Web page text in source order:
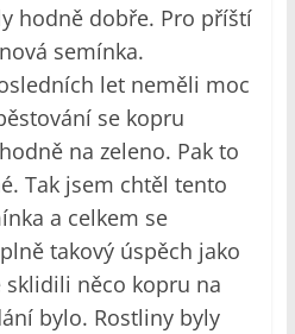
hodně dobře. Pro příští
semínka.
let neměli moc
se kopru
na zeleno. Pak to
Tak jsem chtěl tento
a celkem se
takový úspěch jako
sklidili něco kopru na
bylo. Rostliny byly